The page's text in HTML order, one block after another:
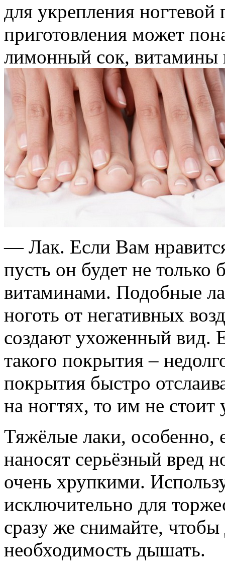
для укрепления
приготовления может
лимонный сок, витамины
— Лак. Если Вам
пусть он будет не
витаминами. Подобные
ноготь от негативных
создают ухоженный вид.
такого покрытия –
покрытия быстро
на ногтях, то им не стоит
Тяжёлые лаки, особенно,
наносят серьёзный вред
очень хрупкими.
исключительно для
сразу же снимайте,
необходимость дышать.